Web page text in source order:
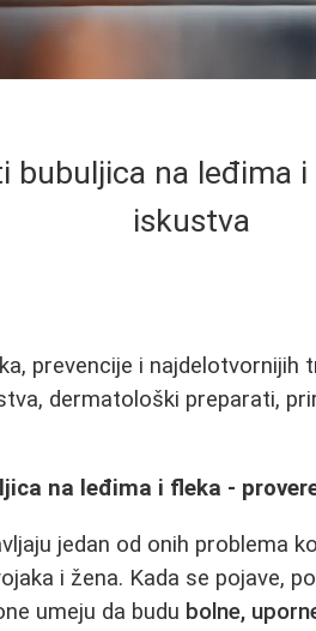
bubuljica na leđima
iskustva
prevencije i najdelotvornijih
dermatološki preparati,
na leđima i fleka -
jedan od onih problema
i žena. Kada se pojave,
umeju da budu bolne,